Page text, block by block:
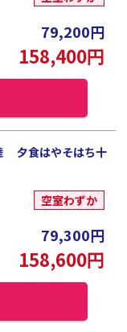
79,200円
158,400円
夕食はやそはち十
空室わずか
79,300円
158,600円